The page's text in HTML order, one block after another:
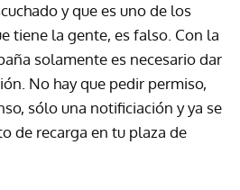
y que es uno de los
tiene la gente, es falso. Con la
solamente es necesario dar
No hay que pedir permiso,
sólo una notificiación y ya se
de recarga en tu plaza de